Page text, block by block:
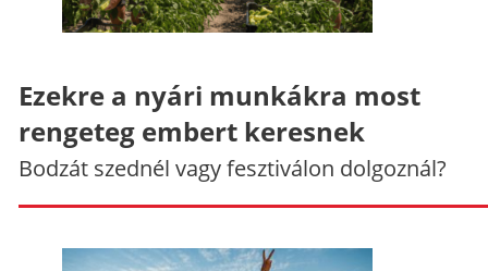
Ezekre a nyári munkákra most
rengeteg embert keresnek
Bodzát szednél vagy fesztiválon dolgoznál?